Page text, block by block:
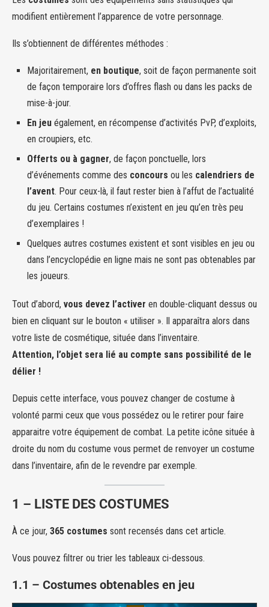
modifient entièrement l’apparence de votre personnage.
Ils s’obtiennent de différentes méthodes :
Majoritairement, en boutique, soit de façon permanente soit
de façon temporaire lors d’offres flash ou dans les packs de
mise-à-jour.
En jeu également, en récompense d’activités PvP, d’exploits,
en croupiers, etc.
Offerts ou à gagner, de façon ponctuelle, lors
d’événements comme des concours ou les calendriers de
l’avent. Pour ceux-là, il faut rester bien à l’affut de l’actualité
du jeu. Certains costumes n’existent en jeu qu’en très peu
d’exemplaires !
Quelques autres costumes existent et sont visibles en jeu ou
dans l’encyclopédie en ligne mais ne sont pas obtenables par
les joueurs.
Tout d’abord, vous devez l’activer en double-cliquant dessus ou
bien en cliquant sur le bouton « utiliser ». Il apparaîtra alors dans
votre liste de cosmétique, située dans l’inventaire.
Attention, l’objet sera lié au compte sans possibilité de le
délier !
Depuis cette interface, vous pouvez changer de costume à
volonté parmi ceux que vous possédez ou le retirer pour faire
apparaitre votre équipement de combat. La petite icône située à
droite du nom du costume vous permet de renvoyer un costume
dans l’inventaire, afin de le revendre par exemple.
1 – LISTE DES COSTUMES
À ce jour, 365 costumes sont recensés dans cet article.
Vous pouvez filtrer ou trier les tableaux ci-dessous.
1.1 – Costumes obtenables en jeu